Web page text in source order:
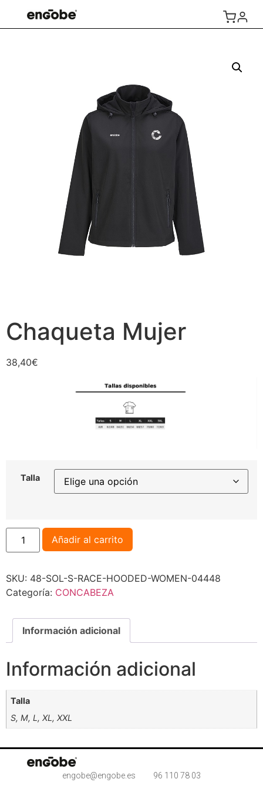
Chaqueta Mujer
38,40€
Talla
Añadir al carrito
SKU: 48-SOL-S-RACE-HOODED-WOMEN-04448
Categoría: CONCABEZA
Información adicional
Información adicional
Talla
S, M, L, XL, XXL
engobe@engobe.es 96 110 78 03